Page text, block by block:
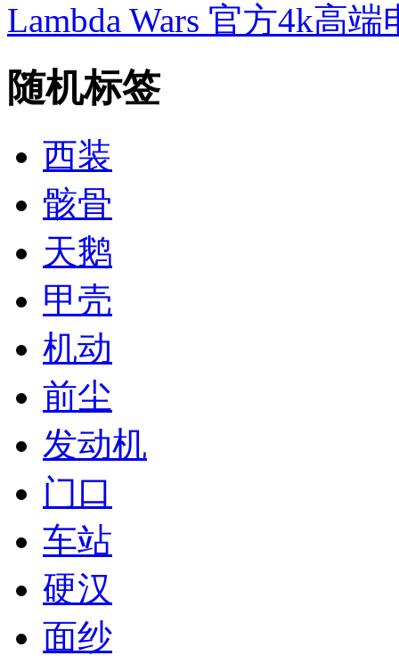
Lambda Wars 官方4k高
随机标签
西装
骸骨
天鹅
甲壳
机动
前尘
发动机
门口
车站
硬汉
面纱